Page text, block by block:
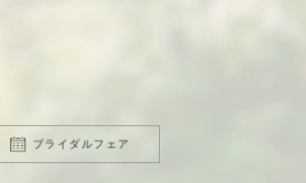
ブライダルフェア